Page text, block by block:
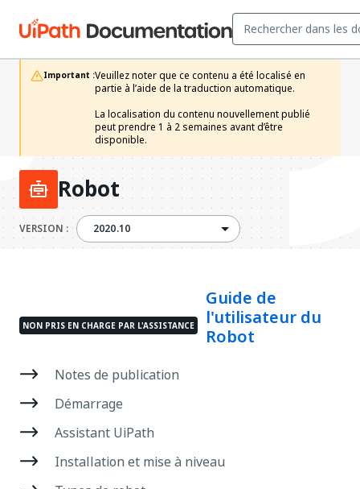
Important :Veuillez noter que ce contenu a été localisé en
partie à l’aide de la traduction automatique.
La localisation du contenu nouvellement publié
peut prendre 1 à 2 semaines avant d’être
disponible.
Robot
VERSION :2020.102020.10
NON PRIS EN CHARGE PAR L'ASSISTANCE
Guide de
l'utilisateur du
Robot
Notes de publication
Démarrage
Assistant UiPath
Installation et mise à niveau